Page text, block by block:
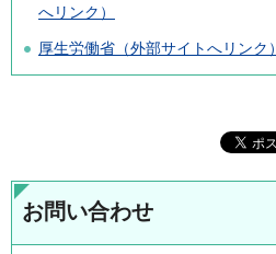
へリンク）
厚生労働省（外部サイトへリンク）
お問い合わせ